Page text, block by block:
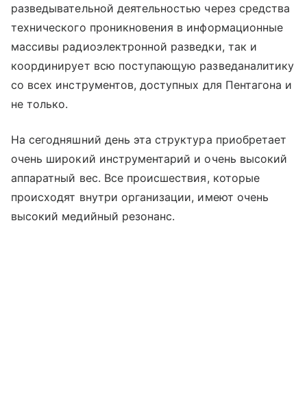
разведывательной деятельностью через средства
технического проникновения в информационные
массивы радиоэлектронной разведки, так и
координирует всю поступающую разведаналитику
со всех инструментов, доступных для Пентагона и
не только.
На сегодняшний день эта структура приобретает
очень широкий инструментарий и очень высокий
аппаратный вес. Все происшествия, которые
происходят внутри организации, имеют очень
высокий медийный резонанс.